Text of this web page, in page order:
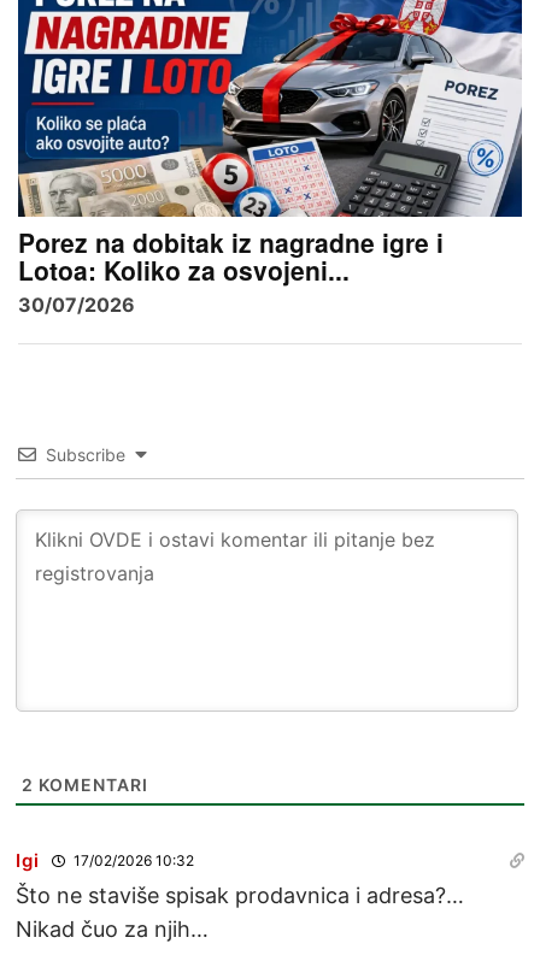
Porez na dobitak iz nagradne igre i
Lotoa: Koliko za osvojeni...
30/07/2026
Subscribe
2 KOMENTARI
Igi 17/02/2026 10:32
Što ne staviše spisak prodavnica i adresa?…
Nikad čuo za njih…